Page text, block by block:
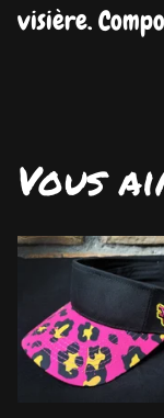
visière.
Vous
DISPO